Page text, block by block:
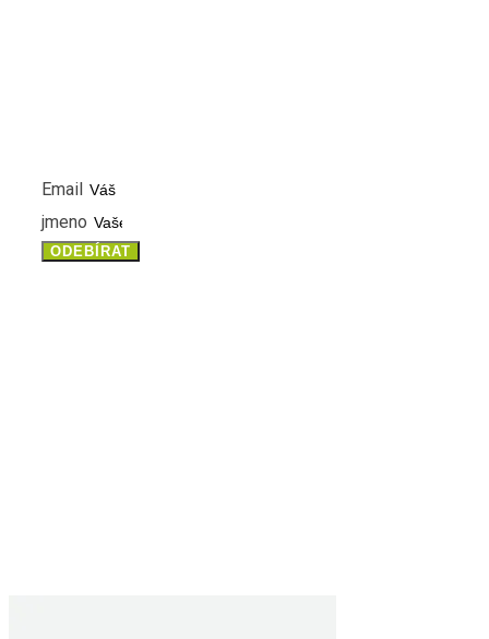
Email
jmeno
ODEBÍRAT